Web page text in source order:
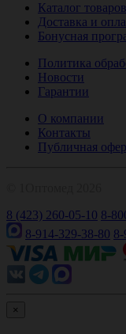
Каталог товаров
Доставка и
Бонусная
Политика
Новости
Гарантии
О компании
Контакты
Публичная
8 (423) 260-05-10 8-
8-914-329-38-80
×